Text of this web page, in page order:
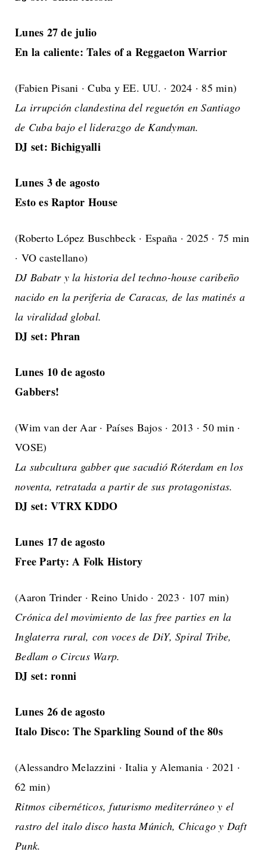
Lunes 27 de julio
En la caliente: Tales of a Reggaeton Warrior
(Fabien Pisani · Cuba y EE. UU. · 2024 · 85 min)
La irrupción clandestina del reguetón en Santiago
de Cuba bajo el liderazgo de Kandyman.
DJ set: Bichigyalli
Lunes 3 de agosto
Esto es Raptor House
(Roberto López Buschbeck · España · 2025 · 75 min
· VO castellano)
DJ Babatr y la historia del techno-house caribeño
nacido en la periferia de Caracas, de las matinés a
la viralidad global.
DJ set: Phran
Lunes 10 de agosto
Gabbers!
(Wim van der Aar · Países Bajos · 2013 · 50 min ·
VOSE)
La subcultura gabber que sacudió Róterdam en los
noventa, retratada a partir de sus protagonistas.
DJ set: VTRX KDDO
Lunes 17 de agosto
Free Party: A Folk History
(Aaron Trinder · Reino Unido · 2023 · 107 min)
Crónica del movimiento de las free parties en la
Inglaterra rural, con voces de DiY, Spiral Tribe,
Bedlam o Circus Warp.
DJ set: ronni
Lunes 26 de agosto
Italo Disco: The Sparkling Sound of the 80s
(Alessandro Melazzini · Italia y Alemania · 2021 ·
62 min)
Ritmos cibernéticos, futurismo mediterráneo y el
rastro del italo disco hasta Múnich, Chicago y Daft
Punk.